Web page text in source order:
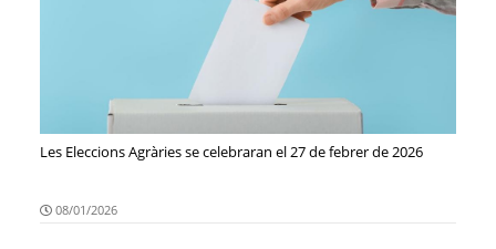
Les Eleccions Agràries se celebraran el 27 de febrer de 2026
08/01/2026